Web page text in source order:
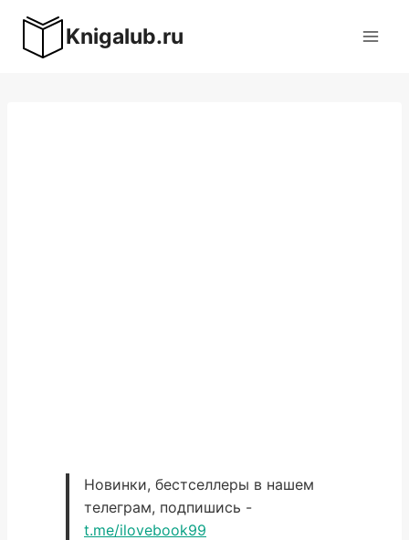
содержимому
Knigalub.ru
Новинки, бестселлеры в нашем
телеграм, подпишись -
t.me/ilovebook99